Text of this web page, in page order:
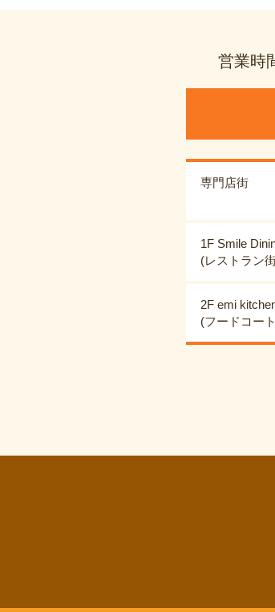
営業時
専門店街
1F Smile
(レストラン
2F emi
(フードコー